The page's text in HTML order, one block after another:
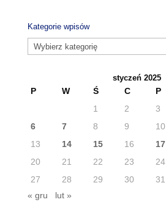
Kategorie wpisów
Kategorie
wpisów
styczeń 2025
P W Ś C P
1
2 3
6
7 8 9 10
13
14 15 16 17
20
21 22 23 24
27
28 29 30
31
« gru
lut »